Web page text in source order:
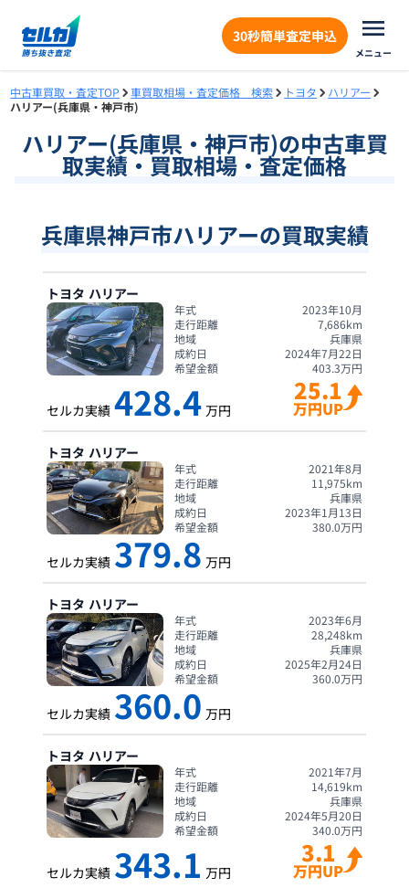
30秒簡単査定申込
メニュー
中古車買取・査定TOP 車買取相場・査定価格 検索 トヨタ
ハリアー
ハリアー(兵庫県・神戸市)
ハリアー(兵庫県 ・ 神戸市)の中古車買
取実績・買取相場・査定価格
兵庫県神戸市ハリアーの買取実績
トヨタ ハリアー
年式
2023年10月
走行距離
7,686km
地域
兵庫県
成約日
2024年7月22日
希望金額
403.3万円
セルカ実績 428.4 万円
25.1
万円UP
トヨタ ハリアー
年式
2021年8月
走行距離
11,975km
地域
兵庫県
成約日
2023年1月13日
希望金額
380.0万円
セルカ実績 379.8 万円
トヨタ ハリアー
年式
2023年6月
走行距離
28,248km
地域
兵庫県
成約日
2025年2月24日
希望金額
360.0万円
セルカ実績 360.0 万円
トヨタ ハリアー
年式
2021年7月
走行距離
14,619km
地域
兵庫県
成約日
2024年5月20日
希望金額
340.0万円
セルカ実績 343.1 万円
3.1
万円UP